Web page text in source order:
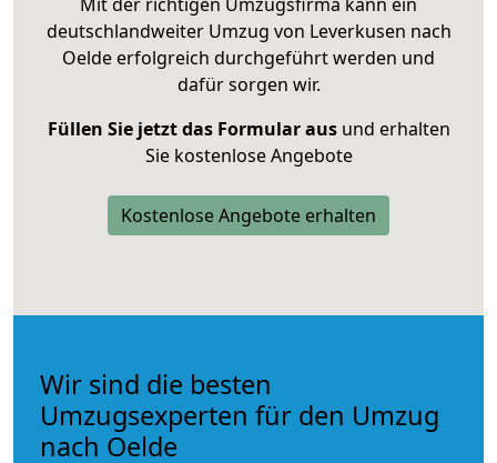
deutschlandweiter Umzug von Leverkusen nach
Oelde erfolgreich durchgeführt werden und
dafür sorgen wir.
Füllen Sie jetzt das Formular ausund erhalten
Sie kostenlose Angebote
Kostenlose Angebote erhalten
Wir sind die besten
Umzugsexperten für den Umzug
nach Oelde